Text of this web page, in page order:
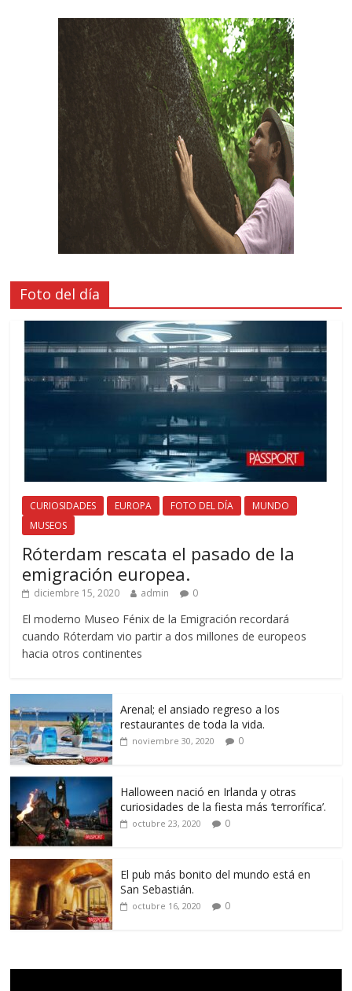
Foto del día
CURIOSIDADES EUROPA FOTO DEL DÍA
MUNDO
MUSEOS
Róterdam rescata el pasado de la
emigración europea.
diciembre 15, 2020 admin 0
El moderno Museo Fénix de la Emigración recordará
cuando Róterdam vio partir a dos millones de europeos
hacia otros continentes
Arenal; el ansiado regreso a los
restaurantes de toda la vida.
noviembre 30, 2020 0
Halloween nació en Irlanda y otras
curiosidades de la fiesta más ‘terrorífica’.
octubre 23, 2020 0
El pub más bonito del mundo está en
San Sebastián.
octubre 16, 2020 0